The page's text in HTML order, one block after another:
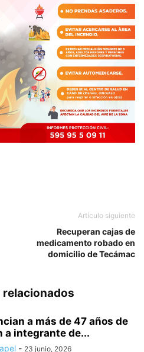
Artículo siguiente
Recuperan cajas de
medicamento robado en
domicilio de Tecámac
a más de 47 años de
a integrante de...
- 23 junio, 2026